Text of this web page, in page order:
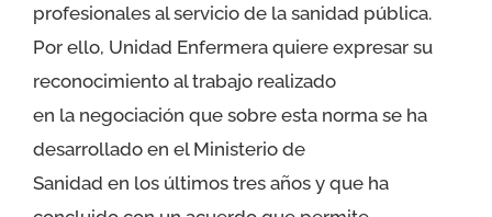
profesionales al servicio de la sanidad pública.
Por ello, Unidad Enfermera quiere expresar su
reconocimiento al trabajo realizado
en la negociación que sobre esta norma se ha
desarrollado en el Ministerio de
Sanidad en los últimos tres años y que ha